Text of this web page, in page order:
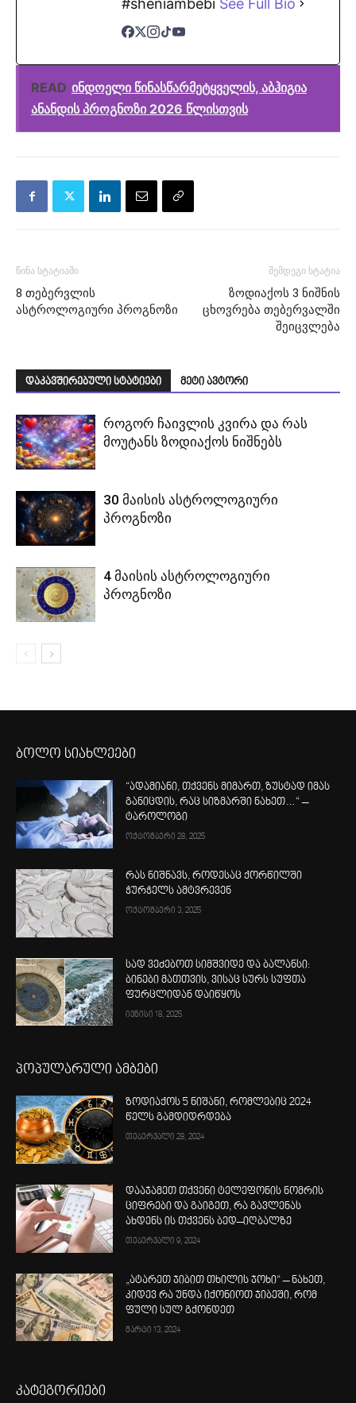
#sheniambebi See Full Bio
READ ინდოელი წინასწარმეტყველის, აბჰიგია
ანანდის პროგნოზი 2026 წლისთვის
წინა სტატიაში
8 თებერვლის
ასტროლოგიური პროგნოზი
შემდეგი სტატია
ზოდიაქოს 3 ნიშნის
ცხოვრება თებერვალში
შეიცვლება
დაკავშირებული სტატიები მეტი ავტორი
როგორ ჩაივლის კვირა და რას
მოუტანს ზოდიაქოს ნიშნებს
30 მაისის ასტროლოგიური
პროგნოზი
4 მაისის ასტროლოგიური
პროგნოზი
ბოლო სიახლეები
“ადამიანი, თქვენს მიმართ, ზუსტად იმას
განიცდის, რაც სიზმარში ნახეთ…“ –
ტაროლოგი
ოქტომბერი 28, 2025
რას ნიშნავს, როდესაც ქორწილში
ჭურჭელს ამტვრევენ
ოქტომბერი 3, 2025
სად ვეძებოთ სიმშვიდე და ბალანსი:
ბინები მათთვის, ვისაც სურს სუფთა
ფურცლიდან დაიწყოს
ივნისი 18, 2025
პოპულარული ამბები
ზოდიაქოს 5 ნიშანი, რომლებიც 2024
წელს გამდიდრდება
თებერვალი 28, 2024
დააჯამეთ თქვენი ტელეფონის ნომრის
ციფრები და გაიგეთ, რა გავლენას
ახდენს ის თქვენს ბედ–იღბალზე
თებერვალი 9, 2024
„ატარეთ ჯიბით თხილის ჯოხი“ – ნახეთ,
კიდევ რა უნდა იქონიოთ ჯიბეში, რომ
ფული სულ გქონდეთ
მარტი 13, 2024
კატეგორიები